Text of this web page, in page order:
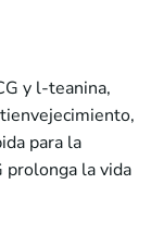
y l-teanina,
para la
prolonga la vida